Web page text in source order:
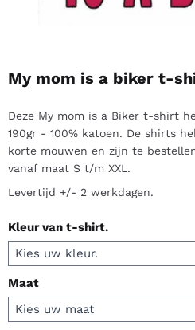
My mom is a biker t-
Deze My mom is a Biker t-shirt
190gr - 100% katoen. De shirts
korte mouwen en zijn te
vanaf maat S t/m XXL.
Levertijd +/- 2 werkdagen.
Kleur van t-shirt.
Maat